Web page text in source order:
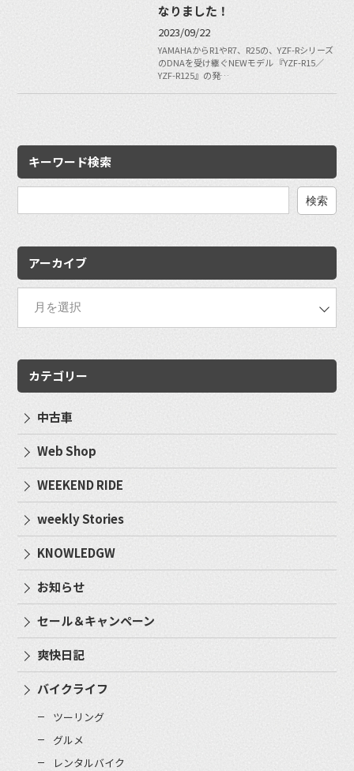
なりました！
2023/09/22
YAMAHAからR1やR7、R25の、YZF-Rシリーズ
のDNAを受け継ぐNEWモデル 『YZF-R15／
YZF-R125』の発…
キーワード検索
アーカイブ
カテゴリー
中古車
Web Shop
WEEKEND RIDE
weekly Stories
KNOWLEDGW
お知らせ
セール＆キャンペーン
爽快日記
バイクライフ
ツーリング
グルメ
レンタルバイク